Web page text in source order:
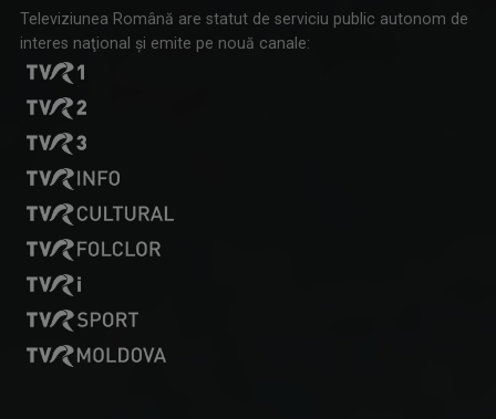
Televiziunea Română are statut de serviciu public autonom de
interes naţional şi emite pe nouă canale: